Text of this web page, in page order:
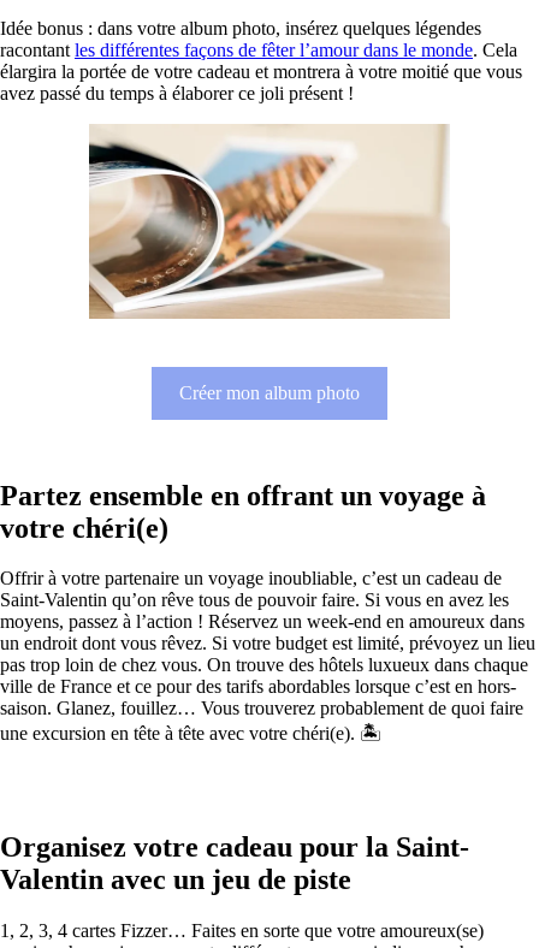
Idée bonus : dans votre album photo, insérez quelques légendes
racontant les différentes façons de fêter l’amour dans le monde. Cela
élargira la portée de votre cadeau et montrera à votre moitié que vous
avez passé du temps à élaborer ce joli présent !
Créer mon album photo
Partez ensemble en offrant un voyage à
votre chéri(e)
Offrir à votre partenaire un voyage inoubliable, c’est un cadeau de
Saint-Valentin qu’on rêve tous de pouvoir faire. Si vous en avez les
moyens, passez à l’action ! Réservez un week-end en amoureux dans
un endroit dont vous rêvez. Si votre budget est limité, prévoyez un lieu
pas trop loin de chez vous. On trouve des hôtels luxueux dans chaque
ville de France et ce pour des tarifs abordables lorsque c’est en hors-
saison. Glanez, fouillez… Vous trouverez probablement de quoi faire
une excursion en tête à tête avec votre chéri(e). 🏝
Organisez votre cadeau pour la Saint-
Valentin avec un jeu de piste
1, 2, 3, 4 cartes Fizzer… Faites en sorte que votre amoureux(se)